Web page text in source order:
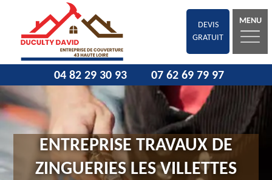
DEVIS
GRATUIT
MENU
04 82 29 30 93 07 62 69 79 97
ENTREPRISE TRAVAUX DE
ZINGUERIES LES VILLETTES